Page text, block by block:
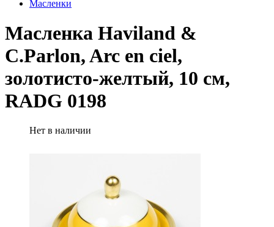
Масленки
Масленка Haviland &
C.Parlon, Arc en ciel,
золотисто-желтый, 10 см,
RADG 0198
Нет в наличии